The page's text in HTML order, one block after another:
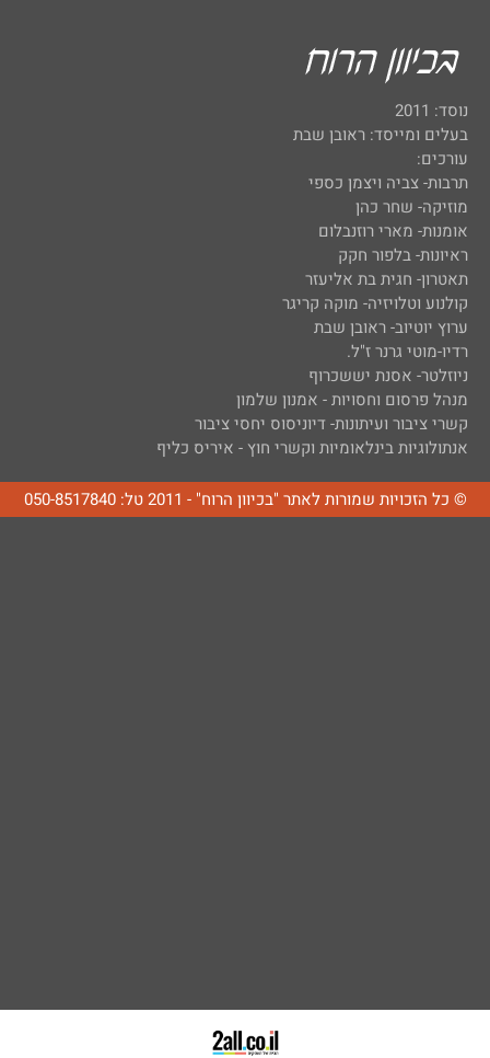
נוסד: 2011
בעלים ומייסד: ראובן שבת
עורכים:
תרבות- צביה ויצמן כספי
מוזיקה- שחר כהן
אומנות- מארי רוזנבלום
ראיונות- בלפור חקק
תאטרון- חגית בת אליעזר
קולנוע וטלויזיה- מוקה קריגר
ערוץ יוטיוב- ראובן שבת
רדיו-מוטי גרנר ז"ל.
ניוזלטר- אסנת יששכרוף
מנהל פרסום וחסויות - אמנון שלמון
קשרי ציבור ועיתונות- דיוניסוס יחסי ציבור
אנתולוגיות בינלאומיות וקשרי חוץ - איריס כליף
© כל הזכויות שמורות לאתר "בכיוון הרוח" - 2011 טל: 050-8517840